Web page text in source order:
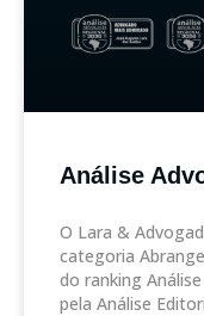
Análise
O Lara &
categoria
do ranking
pela Análise